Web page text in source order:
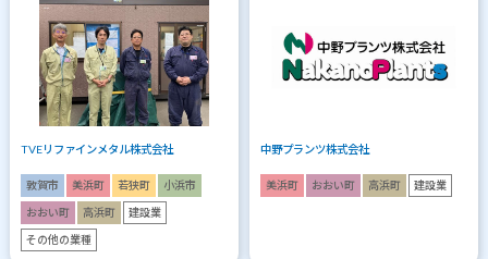
TVEリファインメタル株式会社
敦賀市 美浜町 若狭町 小浜市
おおい町 高浜町 建設業
その他の業種
中野プランツ株式会社
美浜町 おおい町 高浜町 建設業